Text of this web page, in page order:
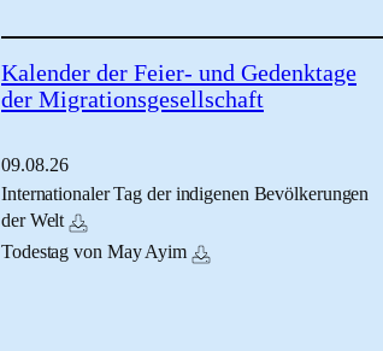
Kalender der Feier- und Gedenktage
der Migrationsgesellschaft
09.08.26
Internationaler Tag der indigenen Bevölkerungen
der Welt
Todestag von May Ayim